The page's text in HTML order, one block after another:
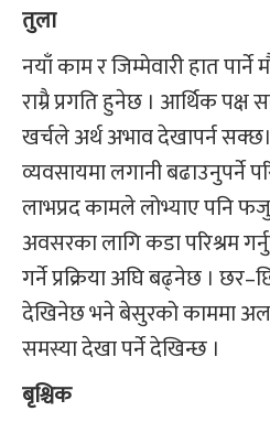
तुला
नयाँ काम र जिम्मेवारी हात
राम्रै प्रगति हुनेछ । आर्थिक
खर्चले अर्थ अभाव देखापर्न
व्यवसायमा लगानी बढाउनुपर्ने
लाभप्रद कामले लोभ्याए पनि
अवसरका लागि कडा परिश्रम
गर्ने प्रक्रिया अघि बढ्नेछ ।
देखिनेछ भने बेसुरको काममा
समस्या देखा पर्ने देखिन्छ ।
बृश्चिक